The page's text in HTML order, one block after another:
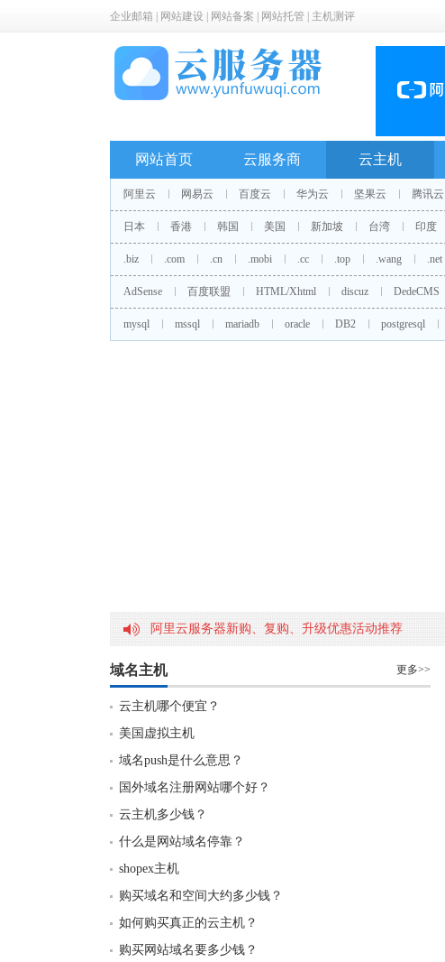
企业邮箱 网站建设 网站备案 网站托管 主机测评
网站首页 云服务商 云主机
阿里云 网易云 百度云 华为云 坚果云 腾讯云
日本 香港 韩国 美国 新加坡 台湾 印度
.biz .com .cn .mobi .cc .top .wang .net
AdSense 百度联盟 HTML/Xhtml discuz DedeCMS
mysql mssql mariadb oracle DB2 postgresql
阿里云服务器新购、复购、升级优惠活动推荐
域名主机 更多>>
云主机哪个便宜？
美国虚拟主机
域名push是什么意思？
国外域名注册网站哪个好？
云主机多少钱？
什么是网站域名停靠？
shopex主机
购买域名和空间大约多少钱？
如何购买真正的云主机？
购买网站域名要多少钱？